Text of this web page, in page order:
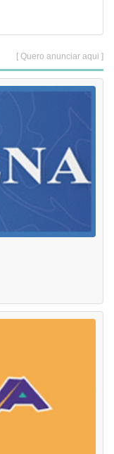
[ Quero anunciar aqui ]